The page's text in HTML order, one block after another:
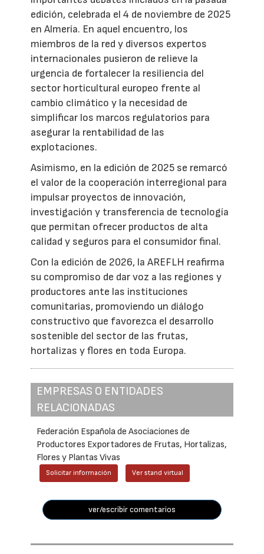
edición, celebrada el 4 de noviembre de 2025
en Almería. En aquel encuentro, los
miembros de la red y diversos expertos
internacionales pusieron de relieve la
urgencia de fortalecer la resiliencia del
sector horticultural europeo frente al
cambio climático y la necesidad de
simplificar los marcos regulatorios para
asegurar la rentabilidad de las
explotaciones.
Asimismo, en la edición de 2025 se remarcó
el valor de la cooperación interregional para
impulsar proyectos de innovación,
investigación y transferencia de tecnología
que permitan ofrecer productos de alta
calidad y seguros para el consumidor final.
Con la edición de 2026, la AREFLH reafirma
su compromiso de dar voz a las regiones y
productores ante las instituciones
comunitarias, promoviendo un diálogo
constructivo que favorezca el desarrollo
sostenible del sector de las frutas,
hortalizas y flores en toda Europa.
EMPRESAS O ENTIDADES
RELACIONADAS
Federación Española de Asociaciones de
Productores Exportadores de Frutas, Hortalizas,
Flores y Plantas Vivas
Solicitar información Ver stand virtual
ver/escribir comentarios